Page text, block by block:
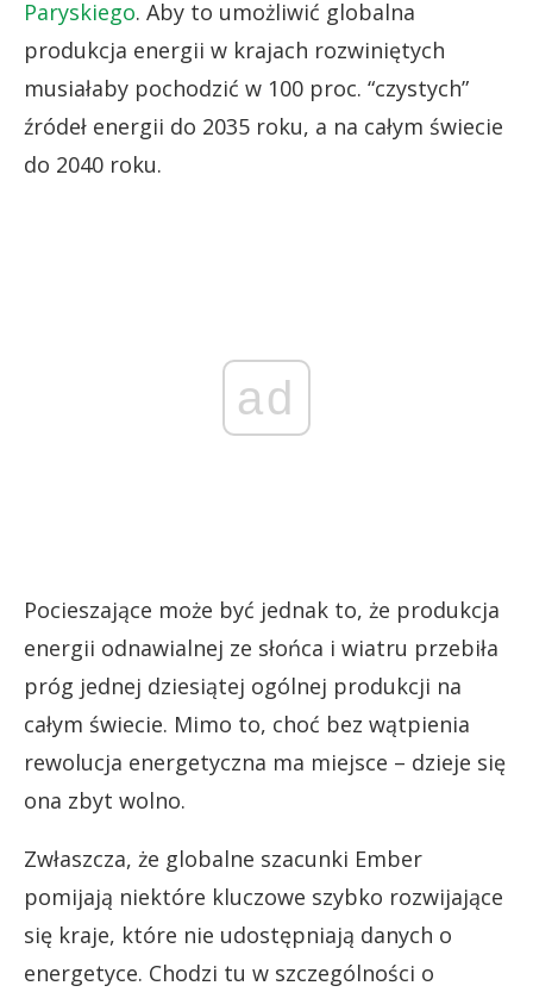
Paryskiego. Aby to umożliwić globalna
produkcja energii w krajach rozwiniętych
musiałaby pochodzić w 100 proc. “czystych”
źródeł energii do 2035 roku, a na całym świecie
do 2040 roku.
ad
Pocieszające może być jednak to, że produkcja
energii odnawialnej ze słońca i wiatru przebiła
próg jednej dziesiątej ogólnej produkcji na
całym świecie. Mimo to, choć bez wątpienia
rewolucja energetyczna ma miejsce – dzieje się
ona zbyt wolno.
Zwłaszcza, że globalne szacunki Ember
pomijają niektóre kluczowe szybko rozwijające
się kraje, które nie udostępniają danych o
energetyce. Chodzi tu w szczególności o